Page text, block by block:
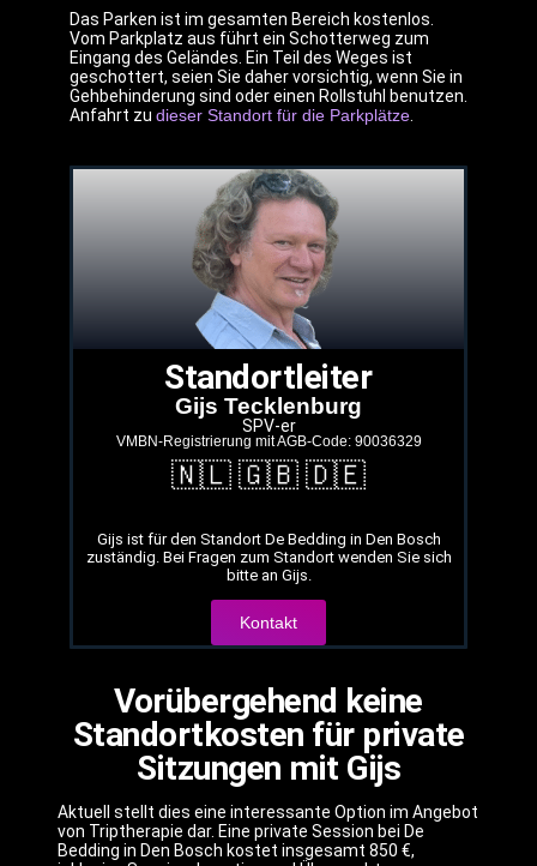
Das Parken ist im gesamten Bereich kostenlos.
Vom Parkplatz aus führt ein Schotterweg zum
Eingang des Geländes. Ein Teil des Weges ist
geschottert, seien Sie daher vorsichtig, wenn Sie in
Gehbehinderung sind oder einen Rollstuhl benutzen.
Anfahrt zu dieser Standort für die Parkplätze
Standortleiter
Gijs Tecklenburg
SPV-er
VMBN-Registrierung mit AGB-Code: 90036329
🇳🇱 🇬🇧 🇩🇪
Gijs ist für den Standort De Bedding in Den Bosch
zuständig. Bei Fragen zum Standort wenden Sie sich
bitte an Gijs.
Kontakt
Vorübergehend keine
Standortkosten für private
Sitzungen mit Gijs
Aktuell stellt dies eine interessante Option im Angebot
von Triptherapie dar. Eine private Session bei De
Bedding in Den Bosch kostet insgesamt 850 €,